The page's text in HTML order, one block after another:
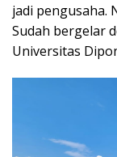
jadi pengusaha.
Sudah bergelar
Universitas